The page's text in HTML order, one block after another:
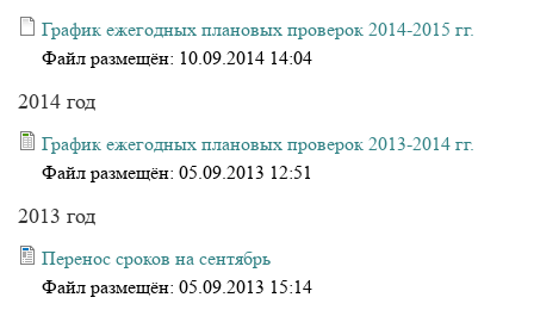
График ежегодных плановых проверок 2014-2015 гг.
Файл размещён: 10.09.2014 14:04
2014 год
График ежегодных плановых проверок 2013-2014 гг.
Файл размещён: 05.09.2013 12:51
2013 год
Перенос сроков на сентябрь
Файл размещён: 05.09.2013 15:14